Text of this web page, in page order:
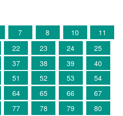
7 8 10
11
22 23 24
25
37 38 39
40
51 52 53
54
64 65 66
67
77 78 79 80